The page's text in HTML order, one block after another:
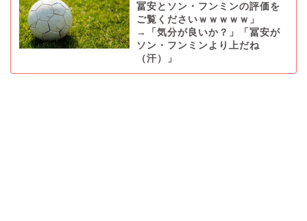
冨安とソン・フンミンの評価を
ご覧くださいｗｗｗｗｗ」
→「気分が良いか？」「冨安が
ソン・フンミンより上だね
（汗）」